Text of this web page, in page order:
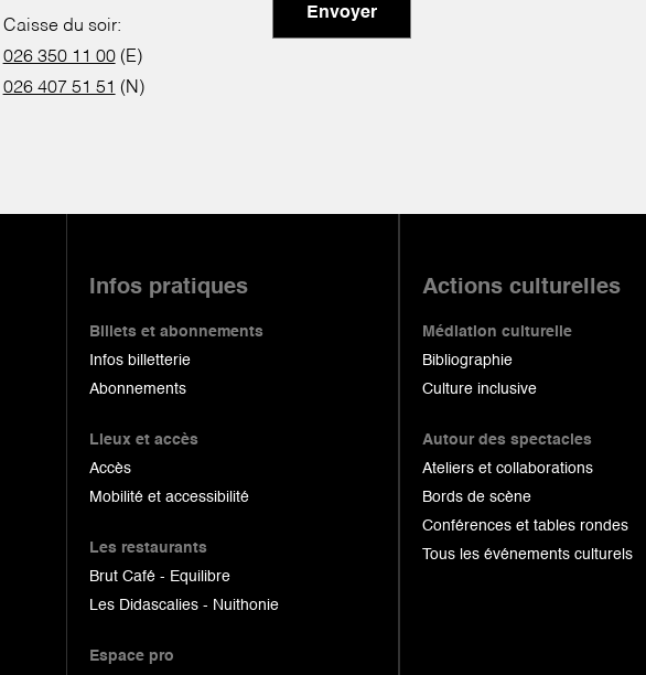
Caisse du soir:
026 350 11 00(E)
026 407 51 51 (N)
Envoyer
Infos pratiques
Billets et abonnements
Infos billetterie
Abonnements
Lieux et accès
Accès
Mobilité et accessibilité
Les restaurants
Brut Café - Equilibre
Les Didascalies - Nuithonie
Espace pro
Actions culturelles
Médiation culturelle
Bibliographie
Culture inclusive
Autour des spectacles
Ateliers et collaborations
Bords de scène
Conférences et tables rondes
Tous les événements culturels